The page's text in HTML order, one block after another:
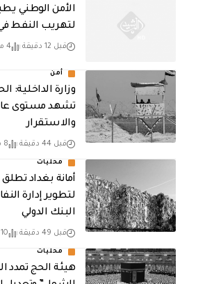
الأمن الوطني
لتهريب النفط
قبل 12 دقيقة 4 مشاهدات
أمن
وزارة الداخلية:
تشهد مستوى
والاستقرار
قبل 44 دقيقة 8 مشاهدات
محليات
أمانة بغداد
لتطوير إدارة
البنك الدولي
قبل 49 دقيقة 10 مشاهدات
محليات
هيئة الحج تمدد